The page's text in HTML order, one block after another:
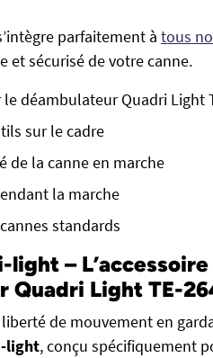
parfaitement à tous
sécurisé de votre canne.
déambulateur Quadri Light
sur le cadre
de la canne en marche
la marche
standards
light –
Quadri Light TE-
de mouvement en
light, conçu spécifiquement